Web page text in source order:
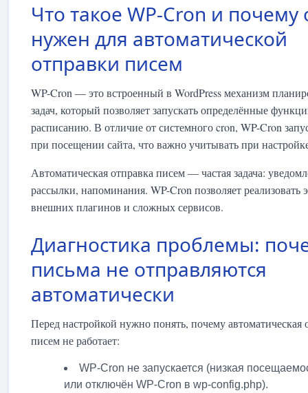
Что такое WP-Cron и почему
нужен для автоматической
отправки писем
WP-Cron — это встроенный в WordPress механизм
задач, который позволяет запускать определённые
расписанию. В отличие от системного cron, WP-Cron
при посещении сайта, что важно учитывать при
Автоматическая отправка писем — частая задача:
рассылки, напоминания. WP-Cron позволяет реализовать
внешних плагинов и сложных сервисов.
Диагностика проблемы:
письма не отправляются
автоматически
Перед настройкой нужно понять, почему автоматическая
писем не работает:
WP-Cron не запускается (низкая
или отключён WP-Cron в wp-config.php).